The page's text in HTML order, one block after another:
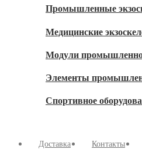
Промышленные
Медицинские
Модули
Элементы
Спортивное
Доставка Контакты